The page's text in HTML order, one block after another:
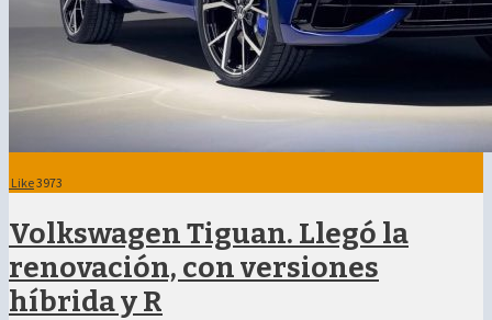
Like3973
Volkswagen Tiguan. Llegó la
renovación, con versiones
híbrida y R